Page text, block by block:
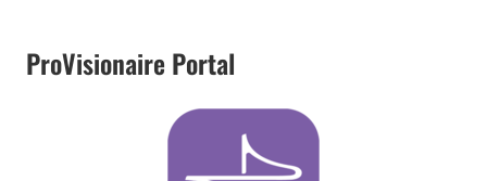
ProVisionaire Portal